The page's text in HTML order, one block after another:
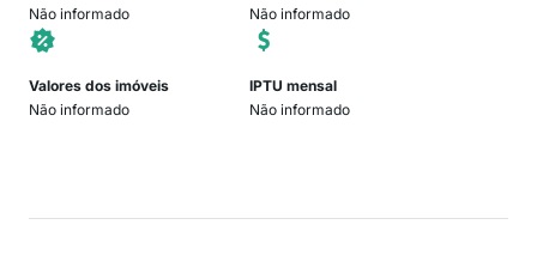
Não informado Não informado
Valores dos imóveis
Não informado
IPTU mensal
Não informado